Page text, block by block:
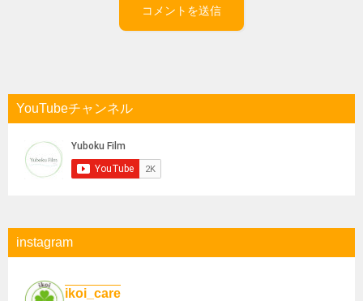
YouTubeチャンネル
instagram
ikoi_care